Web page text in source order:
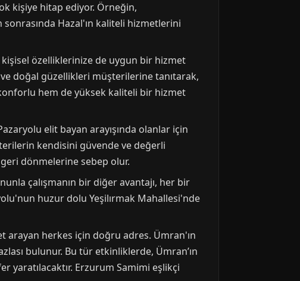
kişiye hitap ediyor. Örneğin,
Hazal'ın kaliteli hizmetlerini
kişisel özelliklerinize de uygun bir hizmet
doğal güzellikleri müşterilerine tanıtarak,
hem de yüksek kaliteli bir hizmet
elit bayan arayışında olanlar için
kendisini güvende ve değerli
dönmelerine sebep olur.
çalışmanın bir diğer avantajı, her bir
huzur dolu Yeşilırmak Mahallesi'nde
arayan herkes için doğru adres. Ümran'ın
bulunur. Bu tür etkinliklerde, Ümran’ın
yaratılacaktır. Erzurum Samimi eşlikçi